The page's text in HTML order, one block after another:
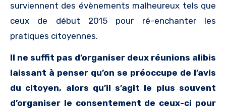
surviennent des évènements malheureux tels que
ceux de début 2015 pour ré-enchanter les
pratiques citoyennes.
Il ne suffit pas d’organiser deux réunions alibis
laissant à penser qu’on se préoccupe de l’avis
du citoyen, alors qu’il s’agit le plus souvent
d’organiser le consentement de ceux-ci pour